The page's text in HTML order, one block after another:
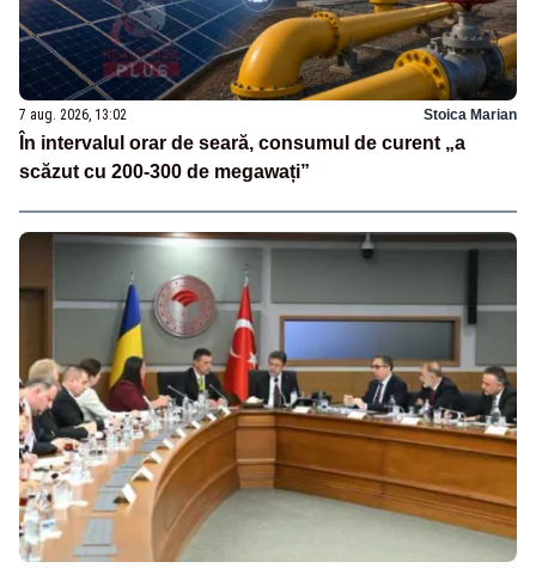
7 aug. 2026, 13:02 Stoica Marian
În intervalul orar de seară, consumul de curent „a
scăzut cu 200-300 de megawați”